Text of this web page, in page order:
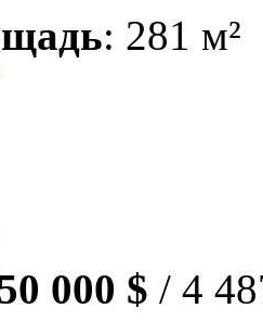
: 281 м²
000 $ / 4